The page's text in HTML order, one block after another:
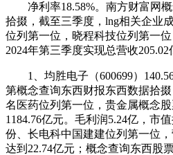
净利率18.58%。南方财富网概
拾掇，截至三季度，lng相关企业
位列第一位，晓程科技位列第一
2024年第三季度实现总营收205.02
1、均胜电子（600699）
第概念查询东西财报东西数据拾
名医药位列第一位，贵金属概念
1184.76亿元。毛利润5.24亿，市
份、长电科中国建建位列第一位
达到22.74亿元；概念查询东西股